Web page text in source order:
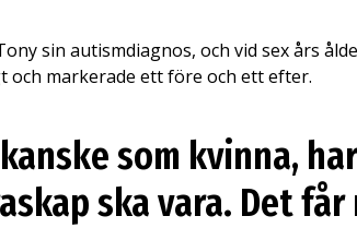
sin autismdiagnos, och vid sex års
och markerade ett före och ett efter.
som kvinna,
ska vara. Det får